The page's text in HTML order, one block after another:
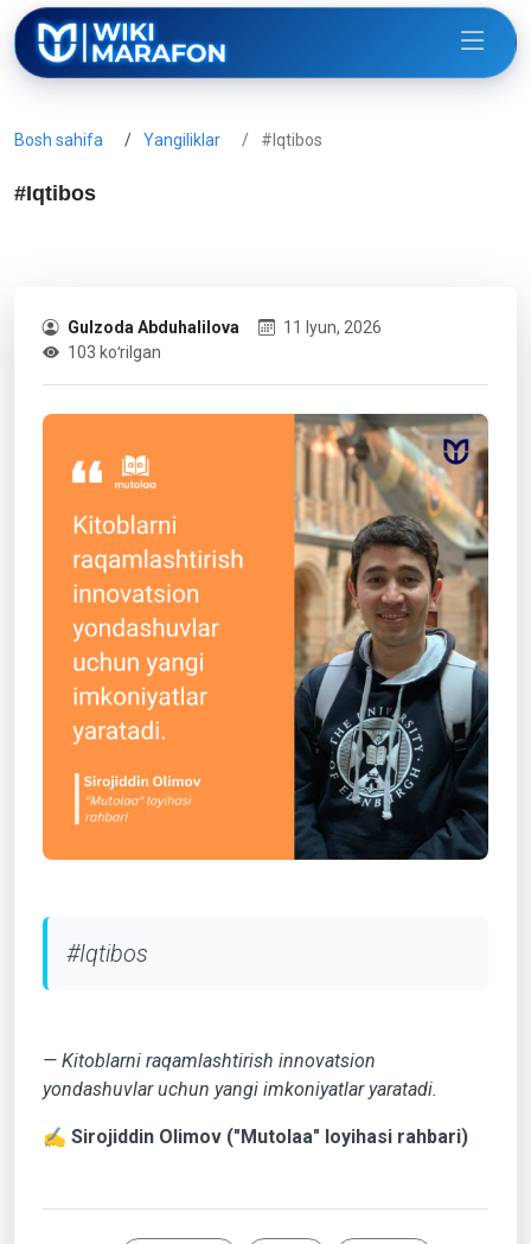
Bosh sahifa Yangiliklar #Iqtibos
#Iqtibos
Gulzoda Abduhalilova
11 Iyun, 2026
103 koʻrilgan
#Iqtibos
— Kitoblarni raqamlashtirish innovatsion
yondashuvlar uchun yangi imkoniyatlar yaratadi.
✍️ Sirojiddin Olimov ("Mutolaa" loyihasi rahbari)